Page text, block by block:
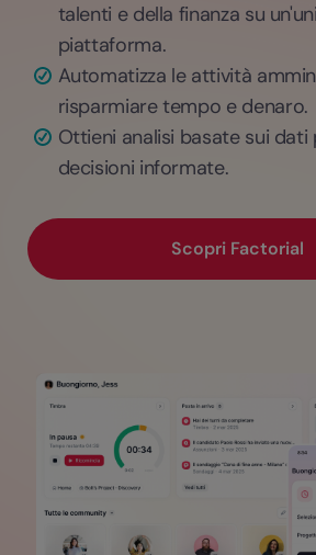
talenti e della finanza su
piattaforma.
Automatizza le attività
risparmiare tempo e denaro.
Ottieni analisi basate sui
decisioni informate.
Scopri Factorial